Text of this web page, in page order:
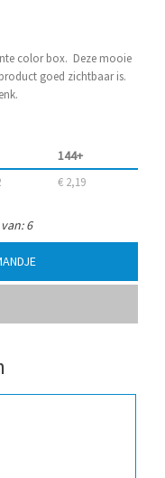
color box. Deze mooie
goed zichtbaar is.
144+
€ 2,19
6